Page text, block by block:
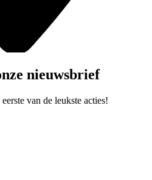
nieuwsbrief
van de leukste acties!